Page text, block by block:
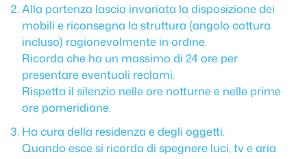
Alla partenza lascia invariata la disposizione dei
mobili e riconsegna la struttura (angolo cottura
incluso) ragionevolmente in ordine.
Ricorda che ha un massimo di 24 ore per
presentare eventuali reclami.
Rispetta il silenzio nelle ore notturne e nelle prime
ore pomeridiane.
Ha cura della residenza e degli oggetti.
Quando esce si ricorda di spegnere luci, tv e aria